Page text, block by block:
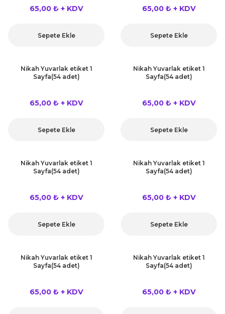
65,00 ₺ + KDV
Sepete Ekle
65,00 ₺ + KDV
Sepete Ekle
Nikah Yuvarlak etiket 1
Sayfa(54 adet)
65,00 ₺ + KDV
Sepete Ekle
Nikah Yuvarlak etiket 1
Sayfa(54 adet)
65,00 ₺ + KDV
Sepete Ekle
Nikah Yuvarlak etiket 1
Sayfa(54 adet)
65,00 ₺ + KDV
Sepete Ekle
Nikah Yuvarlak etiket 1
Sayfa(54 adet)
65,00 ₺ + KDV
Sepete Ekle
Nikah Yuvarlak etiket 1
Sayfa(54 adet)
65,00 ₺ + KDV
Nikah Yuvarlak etiket 1
Sayfa(54 adet)
65,00 ₺ + KDV